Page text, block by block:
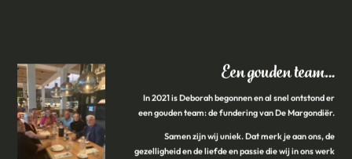
Een gouden team…
In 2021 is Deborah begonnen en al snel ontstond er
een gouden team: de fundering van De Margondiër.
Samen zijn wij uniek. Dat merk je aan ons, de
gezelligheid en de liefde en passie die wij in ons werk